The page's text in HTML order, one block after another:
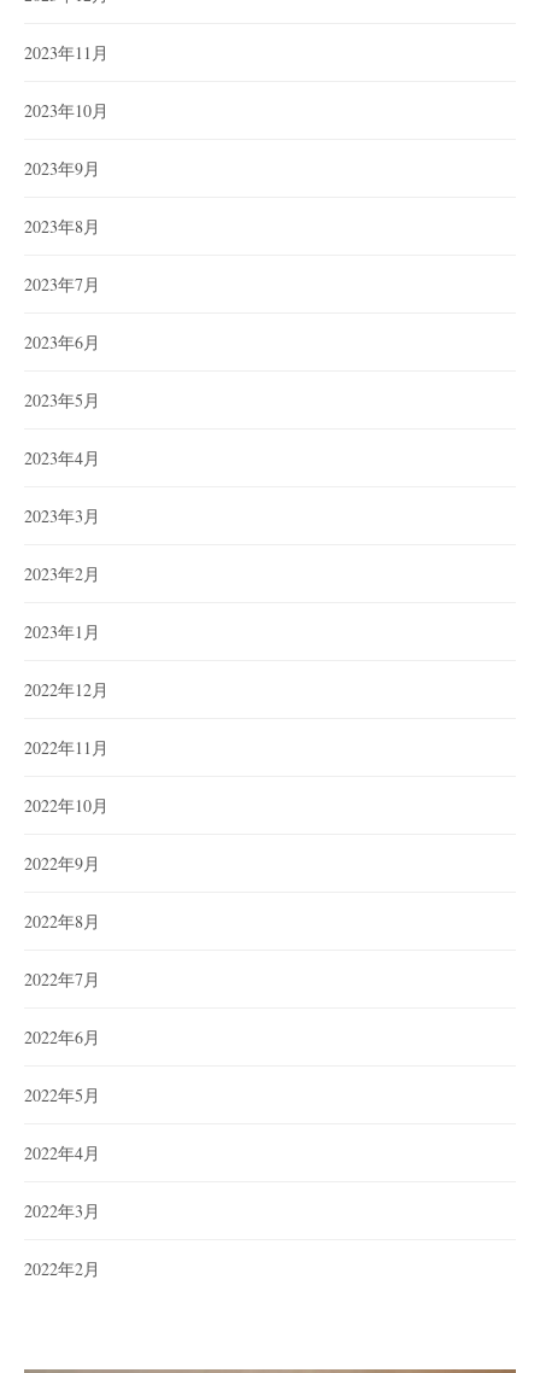
2023年11月
2023年10月
2023年9月
2023年8月
2023年7月
2023年6月
2023年5月
2023年4月
2023年3月
2023年2月
2023年1月
2022年12月
2022年11月
2022年10月
2022年9月
2022年8月
2022年7月
2022年6月
2022年5月
2022年4月
2022年3月
2022年2月